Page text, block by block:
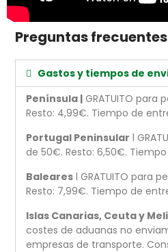
Preguntas frecuentes
Gastos y tiempos de
Península | GRATUITO para
Resto: 4,99€. Tiempo de
Portugal Peninsular l
de 50€. Resto: 6,50€.
Baleares l GRATUITO para
Resto: 7,99€. Tiempo de
Islas Canarias, Ceuta y
costes de aduanas no
empresas de transporte.